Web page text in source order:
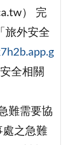
） 完
旅外安全
全相關
難需要協
處之急難